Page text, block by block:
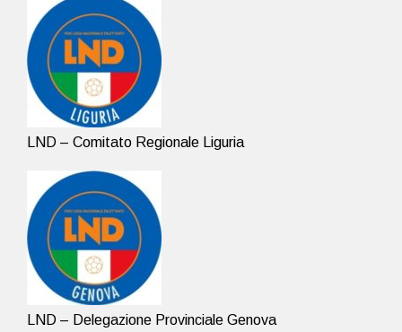
LND – Comitato Regionale Liguria
LND – Delegazione Provinciale Genova